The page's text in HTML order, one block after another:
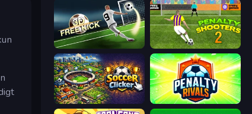
Free Kick Classic (3D Free Kick) Penalty Shooters 2
Soccer Clicker Penalty Rivals